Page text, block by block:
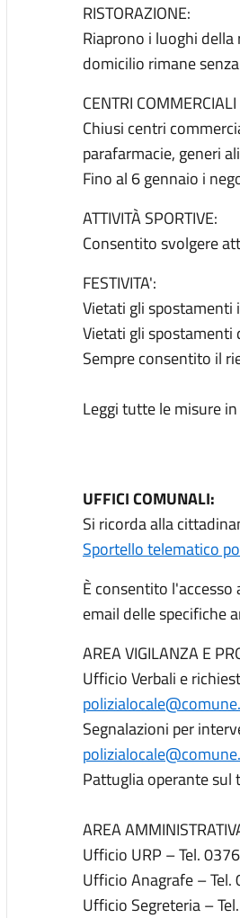
RISTORAZIONE:
Riaprono i luoghi
domicilio rimane
CENTRI
Chiusi centri
parafarmacie, generi
Fino al 6 gennaio i
ATTIVITÀ SPORTIVE:
Consentito svolgere
FESTIVITA':
Vietati gli spostamenti
Vietati gli spostamenti
Sempre consentito il
Leggi tutte le misure
UFFICI COMUNALI:
Si ricorda alla
Sportello telematico
È consentito
email delle specifiche
AREA VIGILANZA E
Ufficio Verbali e
Segnalazioni per
Pattuglia operante
AREA
Ufficio URP – Tel.
Ufficio Anagrafe –
Ufficio Segreteria –